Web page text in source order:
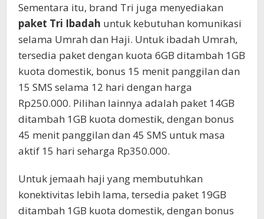
Sementara itu, brand Tri juga menyediakan
paket Tri Ibadah untuk kebutuhan komunikasi
selama Umrah dan Haji. Untuk ibadah Umrah,
tersedia paket dengan kuota 6GB ditambah 1GB
kuota domestik, bonus 15 menit panggilan dan
15 SMS selama 12 hari dengan harga
Rp250.000. Pilihan lainnya adalah paket 14GB
ditambah 1GB kuota domestik, dengan bonus
45 menit panggilan dan 45 SMS untuk masa
aktif 15 hari seharga Rp350.000.
Untuk jemaah haji yang membutuhkan
konektivitas lebih lama, tersedia paket 19GB
ditambah 1GB kuota domestik, dengan bonus